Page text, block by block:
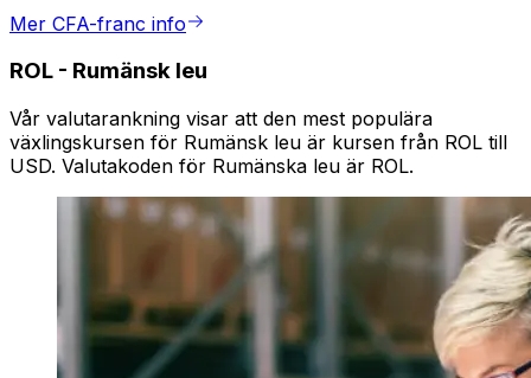
Mer CFA-franc info
ROL - Rumänsk leu
Vår valutarankning visar att den mest populära
växlingskursen för Rumänsk leu är kursen från ROL till
USD. Valutakoden för Rumänska leu är ROL.